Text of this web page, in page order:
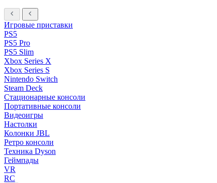
Игровые приставки
PS5
PS5 Pro
PS5 Slim
Xbox Series X
Xbox Series S
Nintendo Switch
Steam Deck
Стационарные консоли
Портативные консоли
Видеоигры
Настолки
Колонки JBL
Ретро консоли
Техника Dyson
Геймпады
VR
RC